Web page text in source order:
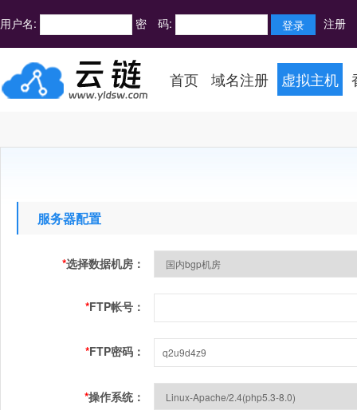
用户名: 密 码: 注册
首页 域名注册 虚拟主机
服务器配置
*选择数据机房：
*FTP帐号：
*FTP密码：
*操作系统：